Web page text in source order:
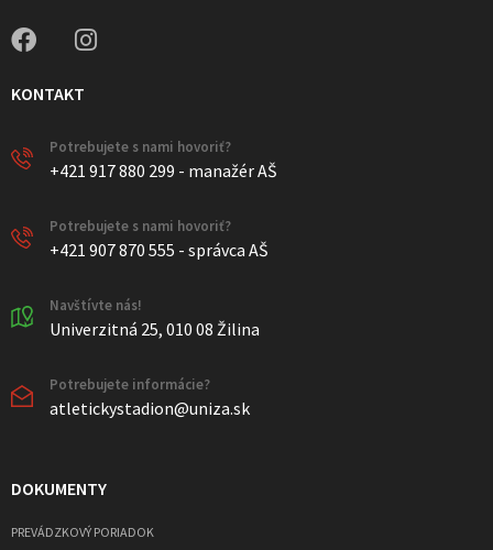
KONTAKT
Potrebujete s nami hovoriť?
+421 917 880 299 - manažér AŠ
Potrebujete s nami hovoriť?
+421 907 870 555 - správca AŠ
Navštívte nás!
Univerzitná 25, 010 08 Žilina
Potrebujete informácie?
atletickystadion@uniza.sk
DOKUMENTY
PREVÁDZKOVÝ PORIADOK